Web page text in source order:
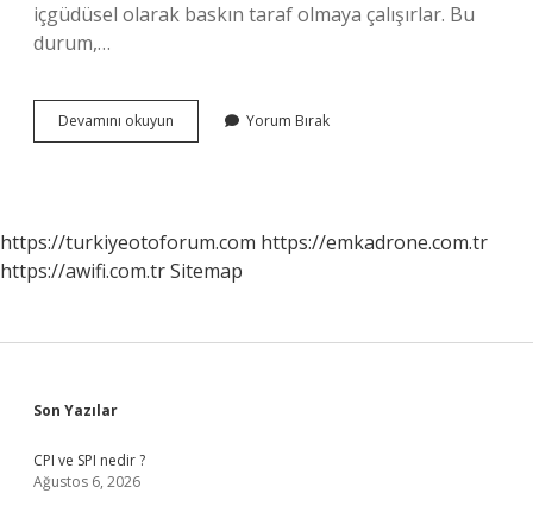
içgüdüsel olarak baskın taraf olmaya çalışırlar. Bu
durum,…
Devamını okuyun Adrenalin
Hangi
Yorum Bırak
https://turkiyeotoforum.com https://emkadrone.com.tr
https://awifi.com.trSitemap
Sidebar
Son Yazılar
CPI ve SPI nedir ?
Ağustos 6, 2026